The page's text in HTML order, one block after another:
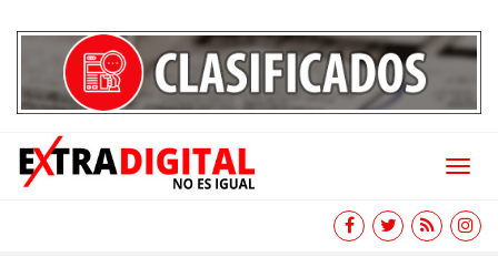
Toggle